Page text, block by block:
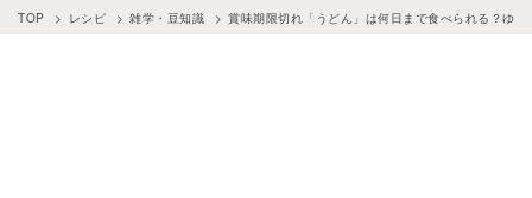
TOP レシピ 雑学・豆知識 賞味期限切れ「うどん」は何日まで食べられる？ゆ